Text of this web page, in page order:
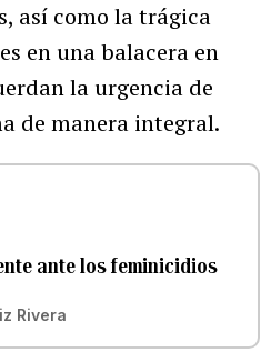
así como la trágica
en una balacera en
la urgencia de
de manera integral.
ante los feminicidios
Rivera